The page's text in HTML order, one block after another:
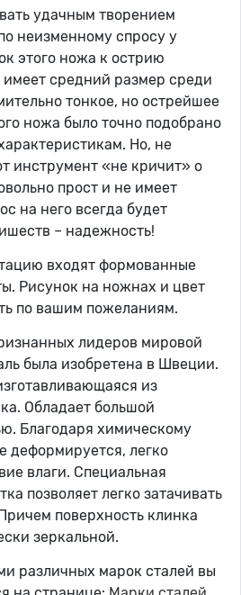
удачным творением
неизменному спросу у
этого ножа к острию
средний размер среди
тонкое, но острейшее
ножа было точно подобрано
Но, не
инструмент «не кричит» о
прост и не имеет
на него всегда будет
– надежность!
входят формованные
Рисунок на ножнах и цвет
по вашим пожеланиям.
лидеров мировой
была изобретена в Швеции.
из
Обладает большой
Благодаря химическому
деформируется, легко
влаги. Специальная
позволяет легко затачивать
поверхность клинка
зеркальной.
различных марок сталей вы